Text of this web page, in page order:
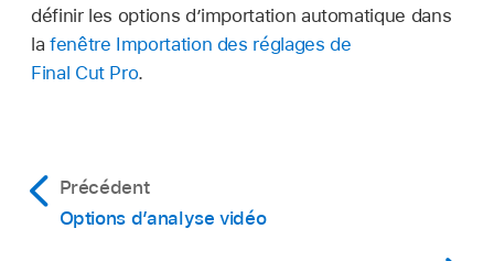
définir les options d’importation automatique dans
la fenêtre Importation des réglages de
Final Cut Pro.
Précédent
Options d’analyse vidéo